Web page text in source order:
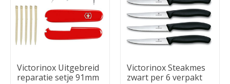
Victorinox Uitgebreid
reparatie setje 91mm
Victorinox Steakmes
zwart per 6 verpakt